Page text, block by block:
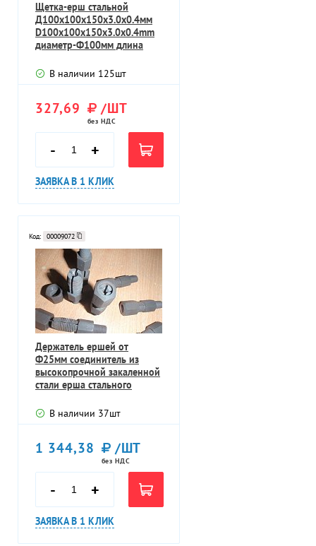
Щетка-ерш стальной
Д100х100х150х3.0х0.4мм
D100х100х150х3.0х0.4mm
диаметр-Ф100мм длина
В наличии 125шт
327,69 /ШТ
без НДС
- +
ЗАЯВКА В 1 КЛИК
Код: 00009072
Держатель ершей от
Ф25мм соединитель из
высокопрочной закаленной
стали ерша стального
В наличии 37шт
1 344,38 /ШТ
без НДС
- +
ЗАЯВКА В 1 КЛИК